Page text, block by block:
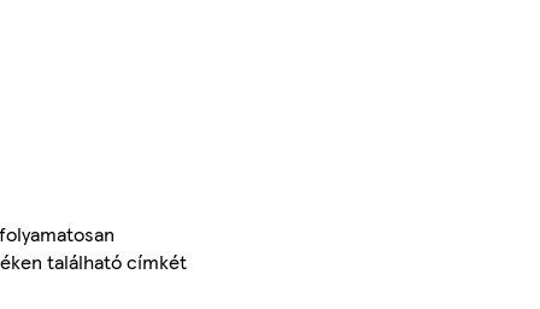
található címkét